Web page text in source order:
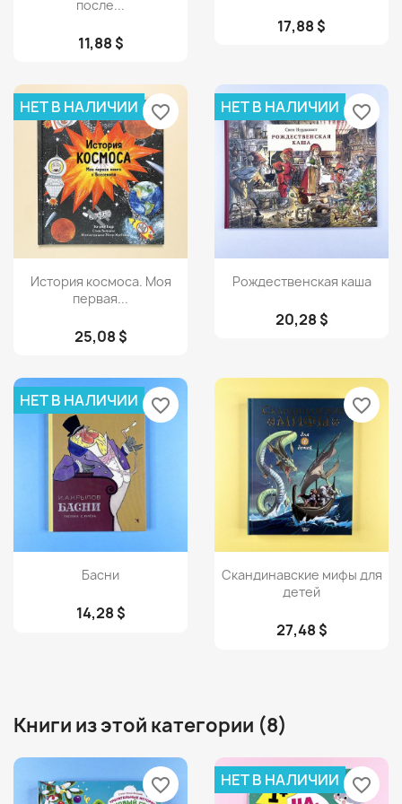
после...
11,88 $
17,88 $
Просмотр
История космоса. Моя
первая...
25,08 $
НЕТ В НАЛИЧИИ favorite_border
Просмотр
Рождественская каша
20,28 $
НЕТ В НАЛИЧИИ favorite_border
Просмотр
Басни
14,28 $
НЕТ В НАЛИЧИИ favorite_border
Просмотр
Скандинавские мифы для
детей
27,48 $
favorite_border
Книги из этой категории (8)
favorite_border НЕТ В НАЛИЧИИ favorite_border